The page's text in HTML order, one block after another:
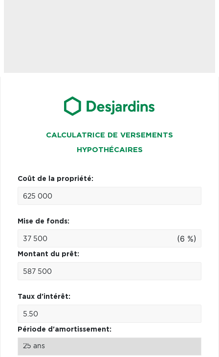
CALCULATRICE DE VERSEMENTS
HYPOTHÉCAIRES
Coût de la propriété:
Mise de fonds:
(6 %)
Montant du prêt:
Taux d'intérêt:
Période d'amortissement: